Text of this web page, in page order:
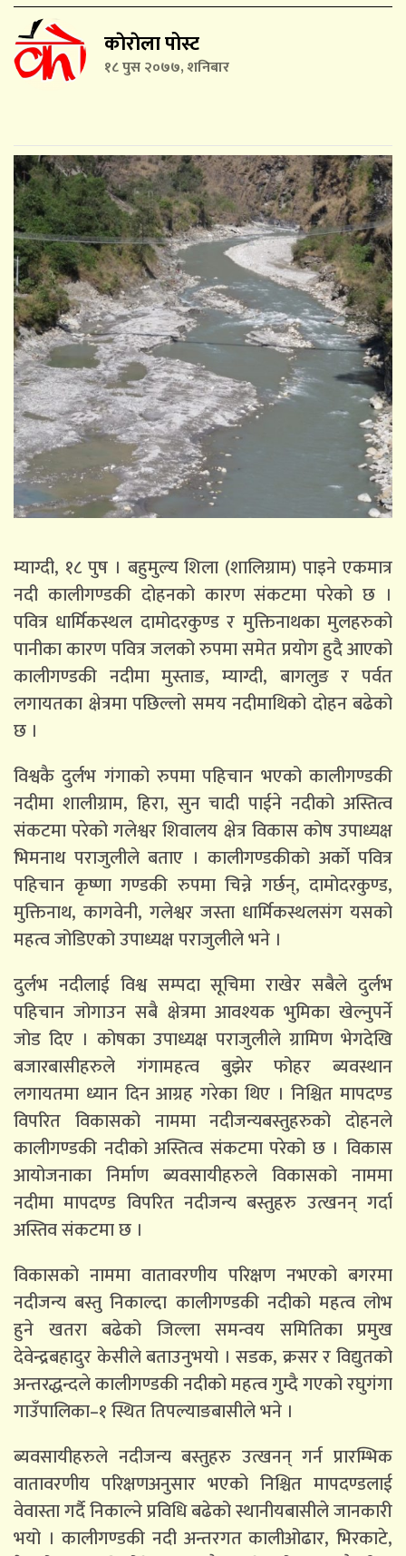
काेराेला पोस्ट
१८ पुस २०७७, शनिबार
म्याग्दी, १८ पुष । बहुमुल्य शिला (शालिग्राम) पाइने एकमात्र
नदी कालीगण्डकी दोहनको कारण संकटमा परेको छ ।
पवित्र धार्मिकस्थल दामोदरकुण्ड र मुक्तिनाथका मुलहरुको
पानीका कारण पवित्र जलको रुपमा समेत प्रयोग हुदै आएको
कालीगण्डकी नदीमा मुस्ताङ, म्याग्दी, बागलुङ र पर्वत
लगायतका क्षेत्रमा पछिल्लो समय नदीमाथिको दोहन बढेको
छ ।
विश्वकै दुर्लभ गंगाको रुपमा पहिचान भएको कालीगण्डकी
नदीमा शालीग्राम, हिरा, सुन चादी पाईने नदीको अस्तित्व
संकटमा परेको गलेश्वर शिवालय क्षेत्र विकास कोष उपाध्यक्ष
भिमनाथ पराजुलीले बताए । कालीगण्डकीको अर्को पवित्र
पहिचान कृष्णा गण्डकी रुपमा चिन्ने गर्छन्, दामोदरकुण्ड,
मुक्तिनाथ, कागवेनी, गलेश्वर जस्ता धार्मिकस्थलसंग यसको
महत्व जोडिएको उपाध्यक्ष पराजुलीले भने ।
दुर्लभ नदीलाई विश्व सम्पदा सूचिमा राखेर सबैले दुर्लभ
पहिचान जोगाउन सबै क्षेत्रमा आवश्यक भुमिका खेल्नुपर्ने
जोड दिए । कोषका उपाध्यक्ष पराजुलीले ग्रामिण भेगदेखि
बजारबासीहरुले गंगामहत्व बुझेर फोहर ब्यवस्थान
लगायतमा ध्यान दिन आग्रह गरेका थिए । निश्चित मापदण्ड
विपरित विकासको नाममा नदीजन्यबस्तुहरुको दोहनले
कालीगण्डकी नदीको अस्तित्व संकटमा परेको छ । विकास
आयोजनाका निर्माण ब्यवसायीहरुले विकासको नाममा
नदीमा मापदण्ड विपरित नदीजन्य बस्तुहरु उत्खनन् गर्दा
अस्तिव संकटमा छ ।
विकासको नाममा वातावरणीय परिक्षण नभएको बगरमा
नदीजन्य बस्तु निकाल्दा कालीगण्डकी नदीको महत्व लोभ
हुने खतरा बढेको जिल्ला समन्वय समितिका प्रमुख
देवेन्द्रबहादुर केसीले बताउनुभयो । सडक, क्रसर र विद्युतको
अन्तरद्धन्दले कालीगण्डकी नदीको महत्व गुम्दै गएको रघुगंगा
गाउँपालिका–१ स्थित तिपल्याङबासीले भने ।
ब्यवसायीहरुले नदीजन्य बस्तुहरु उत्खनन् गर्न प्रारम्भिक
वातावरणीय परिक्षणअनुसार भएको निश्चित मापदण्डलाई
वेवास्ता गर्दै निकाल्ने प्रविधि बढेको स्थानीयबासीले जानकारी
भयो । कालीगण्डकी नदी अन्तरगत कालीओढार, भिरकाटे,